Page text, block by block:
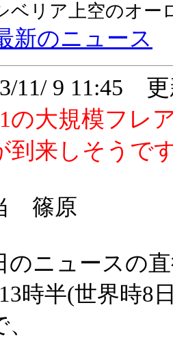
ベリア上空のオー
新のニュース
11/ 9 11:45
の大規模フレ
到来しそうで
篠原
のニュースの
時半(世界時8